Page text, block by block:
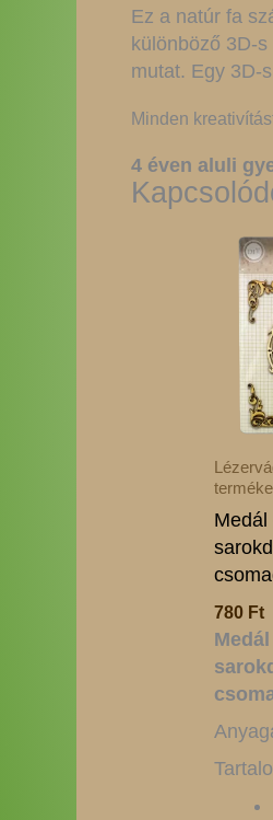
Ez a natúr fa
különböző 3D-
mutat. Egy 3D-
Minden
4 éven aluli
Medál
780 Ft